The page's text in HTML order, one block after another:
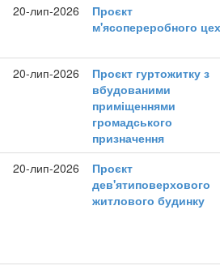
20-лип-2026
Проєкт
м'ясопереробного
20-лип-2026
Проєкт гуртожитку з
вбудованими
приміщеннями
громадського
призначення
20-лип-2026
Проєкт
дев'ятиповерхового
житлового будинку